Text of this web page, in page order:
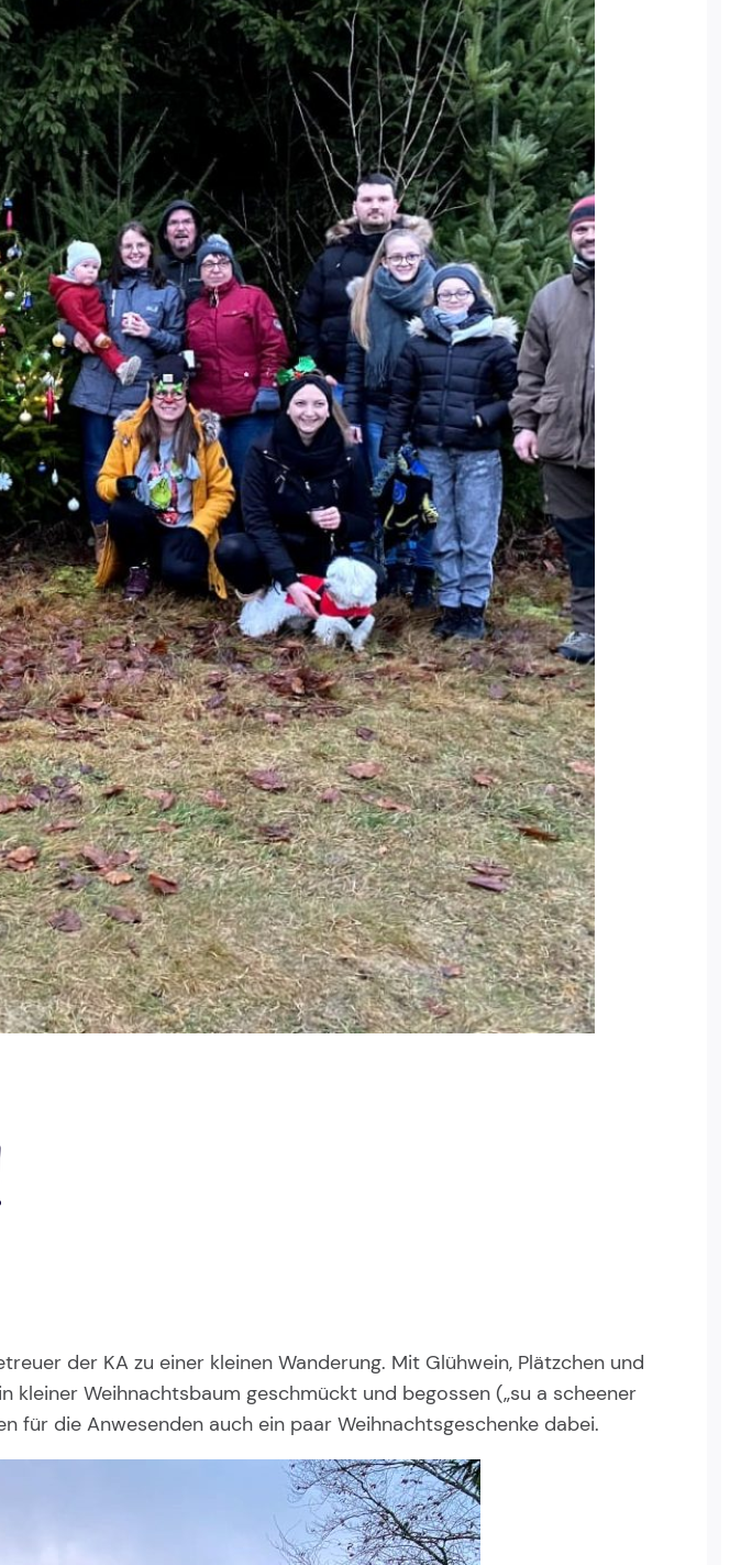
der KA zu einer kleinen Wanderung. Mit Glühwein, Plätzchen und
Weihnachtsbaum geschmückt und begossen („su a scheener
für die Anwesenden auch ein paar Weihnachtsgeschenke dabei.